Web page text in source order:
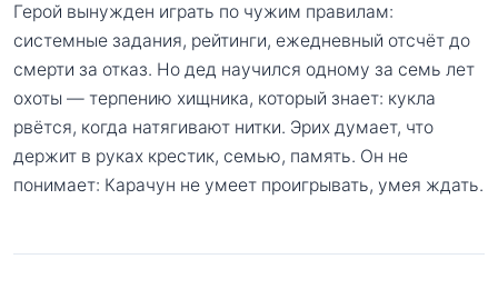
Герой вынужден играть по чужим правилам:
системные задания, рейтинги, ежедневный отсчёт до
смерти за отказ. Но дед научился одному за семь лет
охоты — терпению хищника, который знает: кукла
рвётся, когда натягивают нитки. Эрих думает, что
держит в руках крестик, семью, память. Он не
понимает: Карачун не умеет проигрывать, умея ждать.